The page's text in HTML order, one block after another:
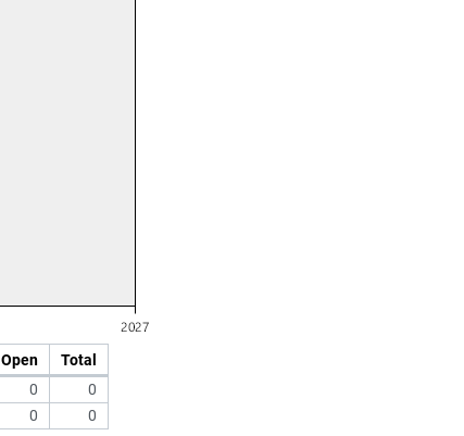
Open
Total
0
0
0 0